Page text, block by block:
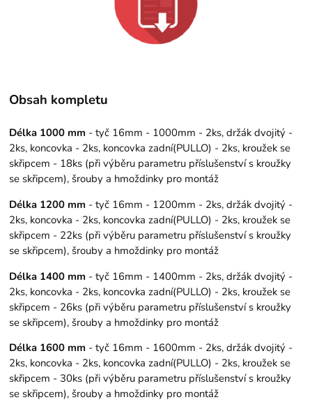
Obsah kompletu
Délka 1000 mm - tyč 16mm - 1000mm - 2ks, držák dvojitý -
2ks, koncovka - 2ks, koncovka zadní(PULLO) - 2ks, kroužek se
skřipcem - 18ks (při výběru parametru příslušenství s kroužky
se skřipcem), šrouby a hmoždinky pro montáž
Délka 1200 mm - tyč 16mm - 1200mm - 2ks, držák dvojitý -
2ks, koncovka - 2ks, koncovka zadní(PULLO) - 2ks, kroužek se
skřipcem - 22ks (při výběru parametru příslušenství s kroužky
se skřipcem), šrouby a hmoždinky pro montáž
Délka 1400 mm - tyč 16mm - 1400mm - 2ks, držák dvojitý -
2ks, koncovka - 2ks, koncovka zadní(PULLO) - 2ks, kroužek se
skřipcem - 26ks (při výběru parametru příslušenství s kroužky
se skřipcem), šrouby a hmoždinky pro montáž
Délka 1600 mm - tyč 16mm - 1600mm - 2ks, držák dvojitý -
2ks, koncovka - 2ks, koncovka zadní(PULLO) - 2ks, kroužek se
skřipcem - 30ks (při výběru parametru příslušenství s kroužky
se skřipcem), šrouby a hmoždinky pro montáž